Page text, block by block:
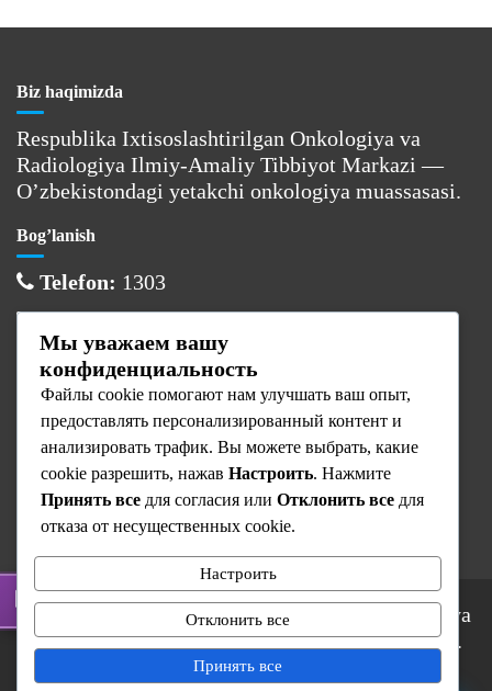
Biz haqimizda
Respublika Ixtisoslashtirilgan Onkologiya va
Radiologiya Ilmiy-Amaliy Tibbiyot Markazi —
O’zbekistondagi yetakchi onkologiya muassasasi.
Bog’lanish
Telefon: 1303
Email:info@cancercenter.uz
Manzil:Toshkent sh., Olmazor tumani
Ish vaqti
Dushanba:08:00 — 17:00
Sesh — Juma:08:00 — 16:00
Shanba — Yaksh:Dam olish
© 2025 Respublika Ixtisoslashtirilgan Onkologiya
va Radiologiya Ilmiy-Amaliy Tibbiyot Markazi.
Barcha huquqlar himoyalangan.
Мы уважаем вашу
конфиденциальность
Файлы cookie помогают нам улучшать ваш опыт,
предоставлять персонализированный контент и
анализировать трафик. Вы можете выбрать, какие
cookie разрешить, нажав Настроить. Нажмите
Принять все для согласия или Отклонить все для
отказа от несущественных cookie.
Настроить
Отклонить все
Принять все